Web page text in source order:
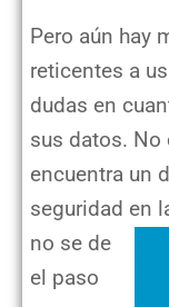
Pero aún hay
reticentes a
dudas en
sus datos. No
encuentra un
seguridad en
no se de
el paso